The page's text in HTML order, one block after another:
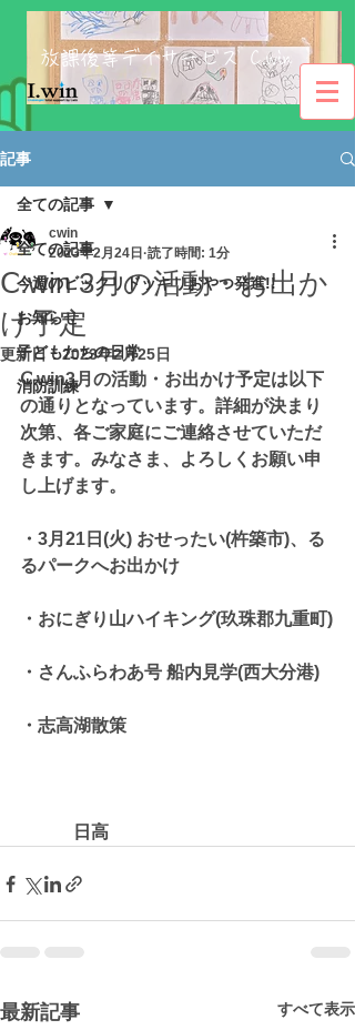
​​放課後等デイサービス C.win
記事
全ての記事
今週のビックリドッキリおやつ発進!!
お知らせ
子どもたちの日常
消防訓練
全ての記事
Ⅽ.win 3月の活動・お出か
け予定
cwin
2023年2月24日 読了時間: 1分
更新日：2023年2月25日
Ⅽ.win3月の活動・お出かけ予定は以下
の通りとなっています。詳細が決まり
次第、各ご家庭にご連絡させていただ
きます。みなさま、よろしくお願い申
し上げます。
・3月21日(火) おせったい(杵築市)、る
るパークへお出かけ
・おにぎり山ハイキング(玖珠郡九重町)
・さんふらわあ号 船内見学(西大分港)
・志高湖散策
日高
最新記事 すべて表示